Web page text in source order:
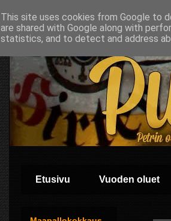
Etusivu Vuoden oluet
This site uses cookies from Google to
are shared with Google along with
statistics, and to detect and address